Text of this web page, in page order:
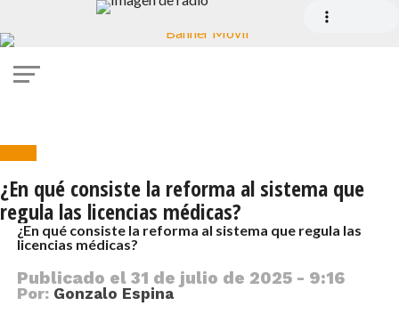
Salud
¿En qué consiste la reforma al sistema que
regula las licencias médicas?
¿En qué consiste la reforma al sistema que regula las
licencias médicas?
Publicado el 31 de julio de 2025 - 9:16
Por: Gonzalo Espina